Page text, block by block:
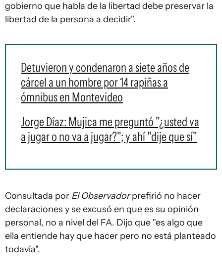
gobierno que habla de la libertad debe preservar la
libertad de la persona a decidir".
Detuvieron y condenaron a siete años de
cárcel a un hombre por 14 rapiñas a
ómnibus en Montevideo
Jorge Díaz: Mujica me preguntó "¿usted va
a jugar o no va a jugar?"; y ahí "dije que sí"
Consultada por El Observadorprefirió no hacer
declaraciones y se excusó en que es su opinión
personal, no a nivel del FA. Dijo que "es algo que
ella entiende hay que hacer pero no está planteado
todavía".